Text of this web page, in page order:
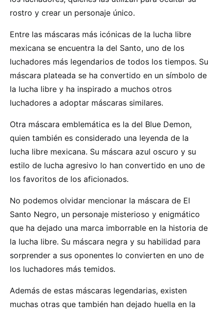
rostro y crear un personaje único.
Entre las máscaras más icónicas de la lucha libre
mexicana se encuentra la del Santo, uno de los
luchadores más legendarios de todos los tiempos. Su
máscara plateada se ha convertido en un símbolo de
la lucha libre y ha inspirado a muchos otros
luchadores a adoptar máscaras similares.
Otra máscara emblemática es la del Blue Demon,
quien también es considerado una leyenda de la
lucha libre mexicana. Su máscara azul oscuro y su
estilo de lucha agresivo lo han convertido en uno de
los favoritos de los aficionados.
No podemos olvidar mencionar la máscara de El
Santo Negro, un personaje misterioso y enigmático
que ha dejado una marca imborrable en la historia de
la lucha libre. Su máscara negra y su habilidad para
sorprender a sus oponentes lo convierten en uno de
los luchadores más temidos.
Además de estas máscaras legendarias, existen
muchas otras que también han dejado huella en la